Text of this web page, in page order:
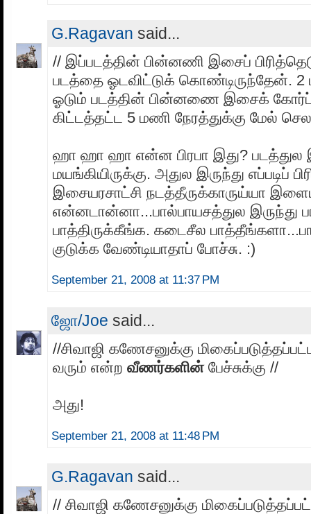
G.Ragavan said...
// இப்படத்தின் பின்னணி இசைப்
படத்தை ஓடவிட்டுக் கொண்டிருந்தேன். 2
ஓடும் படத்தின் பின்னணை இசைக்
கிட்டத்தட்ட 5 மணி நேரத்துக்கு மேல்
ஹா ஹா ஹா என்ன பிரபா இது? படத்துல
மயங்கியிருக்கு. அதுல இருந்து எப்படிப்
இசையரசாட்சி நடத்தீருக்காருய்யா
என்னடான்னா...பால்பாயசத்துல இருந்து
பாத்திருக்கீங்க. கடைசீல
குடுக்க வேண்டியாதாப் போச்சு. :)
September 21, 2008 at 11:37 PM
ஜோ/Joe said...
//சிவாஜி கணேசனுக்கு
வரும் என்ற வீணர்களின் பேச்சுக்கு //
அது!
September 21, 2008 at 11:48 PM
G.Ragavan said...
// சிவாஜி கணேசனுக்கு